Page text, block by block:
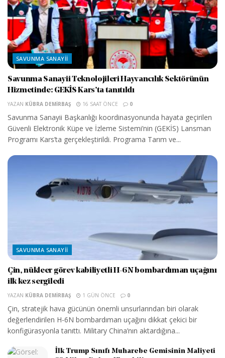
SAVUNMA SANAYII
Savunma Sanayii Teknolojileri Hayvancılık Sektörünün
Hizmetinde: GEKİS Kars’ta tanıtıldı
YAZAN KÜBRA DEMIRBAŞ 16 SAAT ÖNCE 0
Savunma Sanayii Başkanlığı koordinasyonunda hayata geçirilen
Güvenli Elektronik Küpe ve İzleme Sistemi’nin (GEKİS) Lansman
Programı Kars’ta gerçekleştirildi. Programa Tarım ve...
SAVUNMA SANAYII
Çin, nükleer görev kabiliyetli H-6N bombardıman uçağını
ilk kez sergiledi
YAZAN KÜBRA DEMIRBAŞ 1 GÜN ÖNCE 0
Çin, stratejik hava gücünün önemli unsurlarından biri olarak
değerlendirilen H-6N bombardıman uçağını dikkat çekici bir
konfigürasyonla tanıttı. Military China’nın aktardığına...
İlk Trump Sınıfı Muharebe Gemisinin Maliyeti